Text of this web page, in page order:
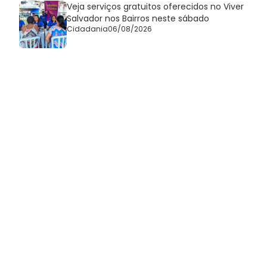
Veja serviços gratuitos oferecidos no Viver
Salvador nos Bairros neste sábado
Cidadania06/08/2026